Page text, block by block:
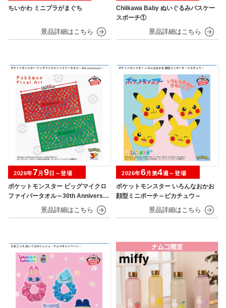
ちいかわ ミニプラがまぐち
Chiikawa Baby ぬいぐるみパスケー
スポーチ①
ポケットモンスター ビッグマイクロ
ファイバータオル～30th Anniversar
2026年7月 9日～登場
ポケットモンスター いろんなおかお
顔型ミニポーチ～ピカチュウ～
2026年6月第4週～登場